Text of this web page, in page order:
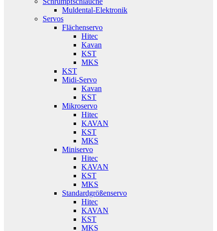
Muldental-Elektronik
Servos
Flächenservo
Hitec
Kavan
KST
MKS
KST
Midi-Servo
Kavan
KST
Mikroservo
Hitec
KAVAN
KST
MKS
Miniservo
Hitec
KAVAN
KST
MKS
Standardgrößenservo
Hitec
KAVAN
KST
MKS